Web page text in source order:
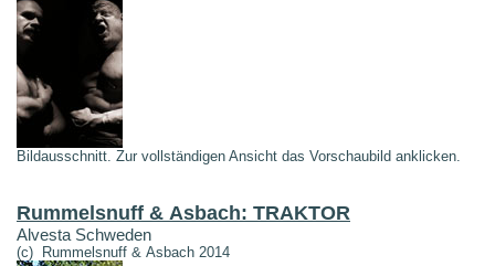
Bildausschnitt. Zur vollständigen Ansicht das Vorschaubild anklicken.
Rummelsnuff & Asbach: TRAKTOR
Alvesta Schweden
(c) Rummelsnuff & Asbach 2014